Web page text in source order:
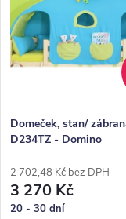
Domeček, stan/
D234TZ - Domino
2 702,48 Kč bez DPH
3 270 Kč
20 - 30 dní